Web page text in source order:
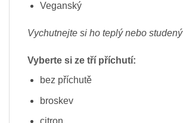
Veganský
Vychutnejte si ho teplý nebo studený
Vyberte si ze tří příchutí:
bez příchutě
broskev